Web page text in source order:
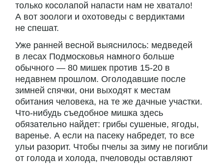
только косолапой напасти нам не хватало!
А вот зоологи и охотоведы с вердиктами
не спешат.
Уже ранней весной выяснилось: медведей
в лесах Подмосковья намного больше
обычного — 80 мишек против 15-20 в
недавнем прошлом. Оголодавшие после
зимней спячки, они выходят к местам
обитания человека, на те же дачные участки.
Что-нибудь съедобное мишка здесь
обязательно найдет: грибы сушеные, ягоды,
варенье. А если на пасеку набредет, то все
ульи разорит. Чтобы пчелы за зиму не погибли
от голода и холода, пчеловоды оставляют